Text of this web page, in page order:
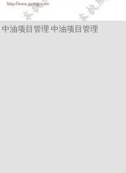
中油项目管理 中油项目管理